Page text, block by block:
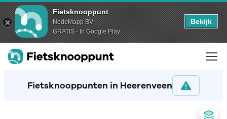
Fietsknooppunt
NodeMapp BV
GRATIS - In Google Play
Bekijk
Fietsknooppunten in Heerenveen